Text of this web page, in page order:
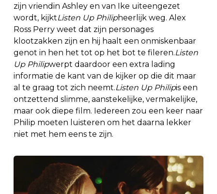
zijn vriendin Ashley en van Ike uiteengezet
wordt, kijktListen Up Philipheerlijk weg. Alex
Ross Perry weet dat zijn personages
klootzakken zijn en hij haalt een onmiskenbaar
genot in hen het tot op het bot te fileren.Listen
Up Philipwerpt daardoor een extra lading
informatie de kant van de kijker op die dit maar
al te graag tot zich neemt.Listen Up Philipis een
ontzettend slimme, aanstekelijke, vermakelijke,
maar ook diepe film. Iedereen zou een keer naar
Philip moeten luisteren om het daarna lekker
niet met hem eens te zijn.